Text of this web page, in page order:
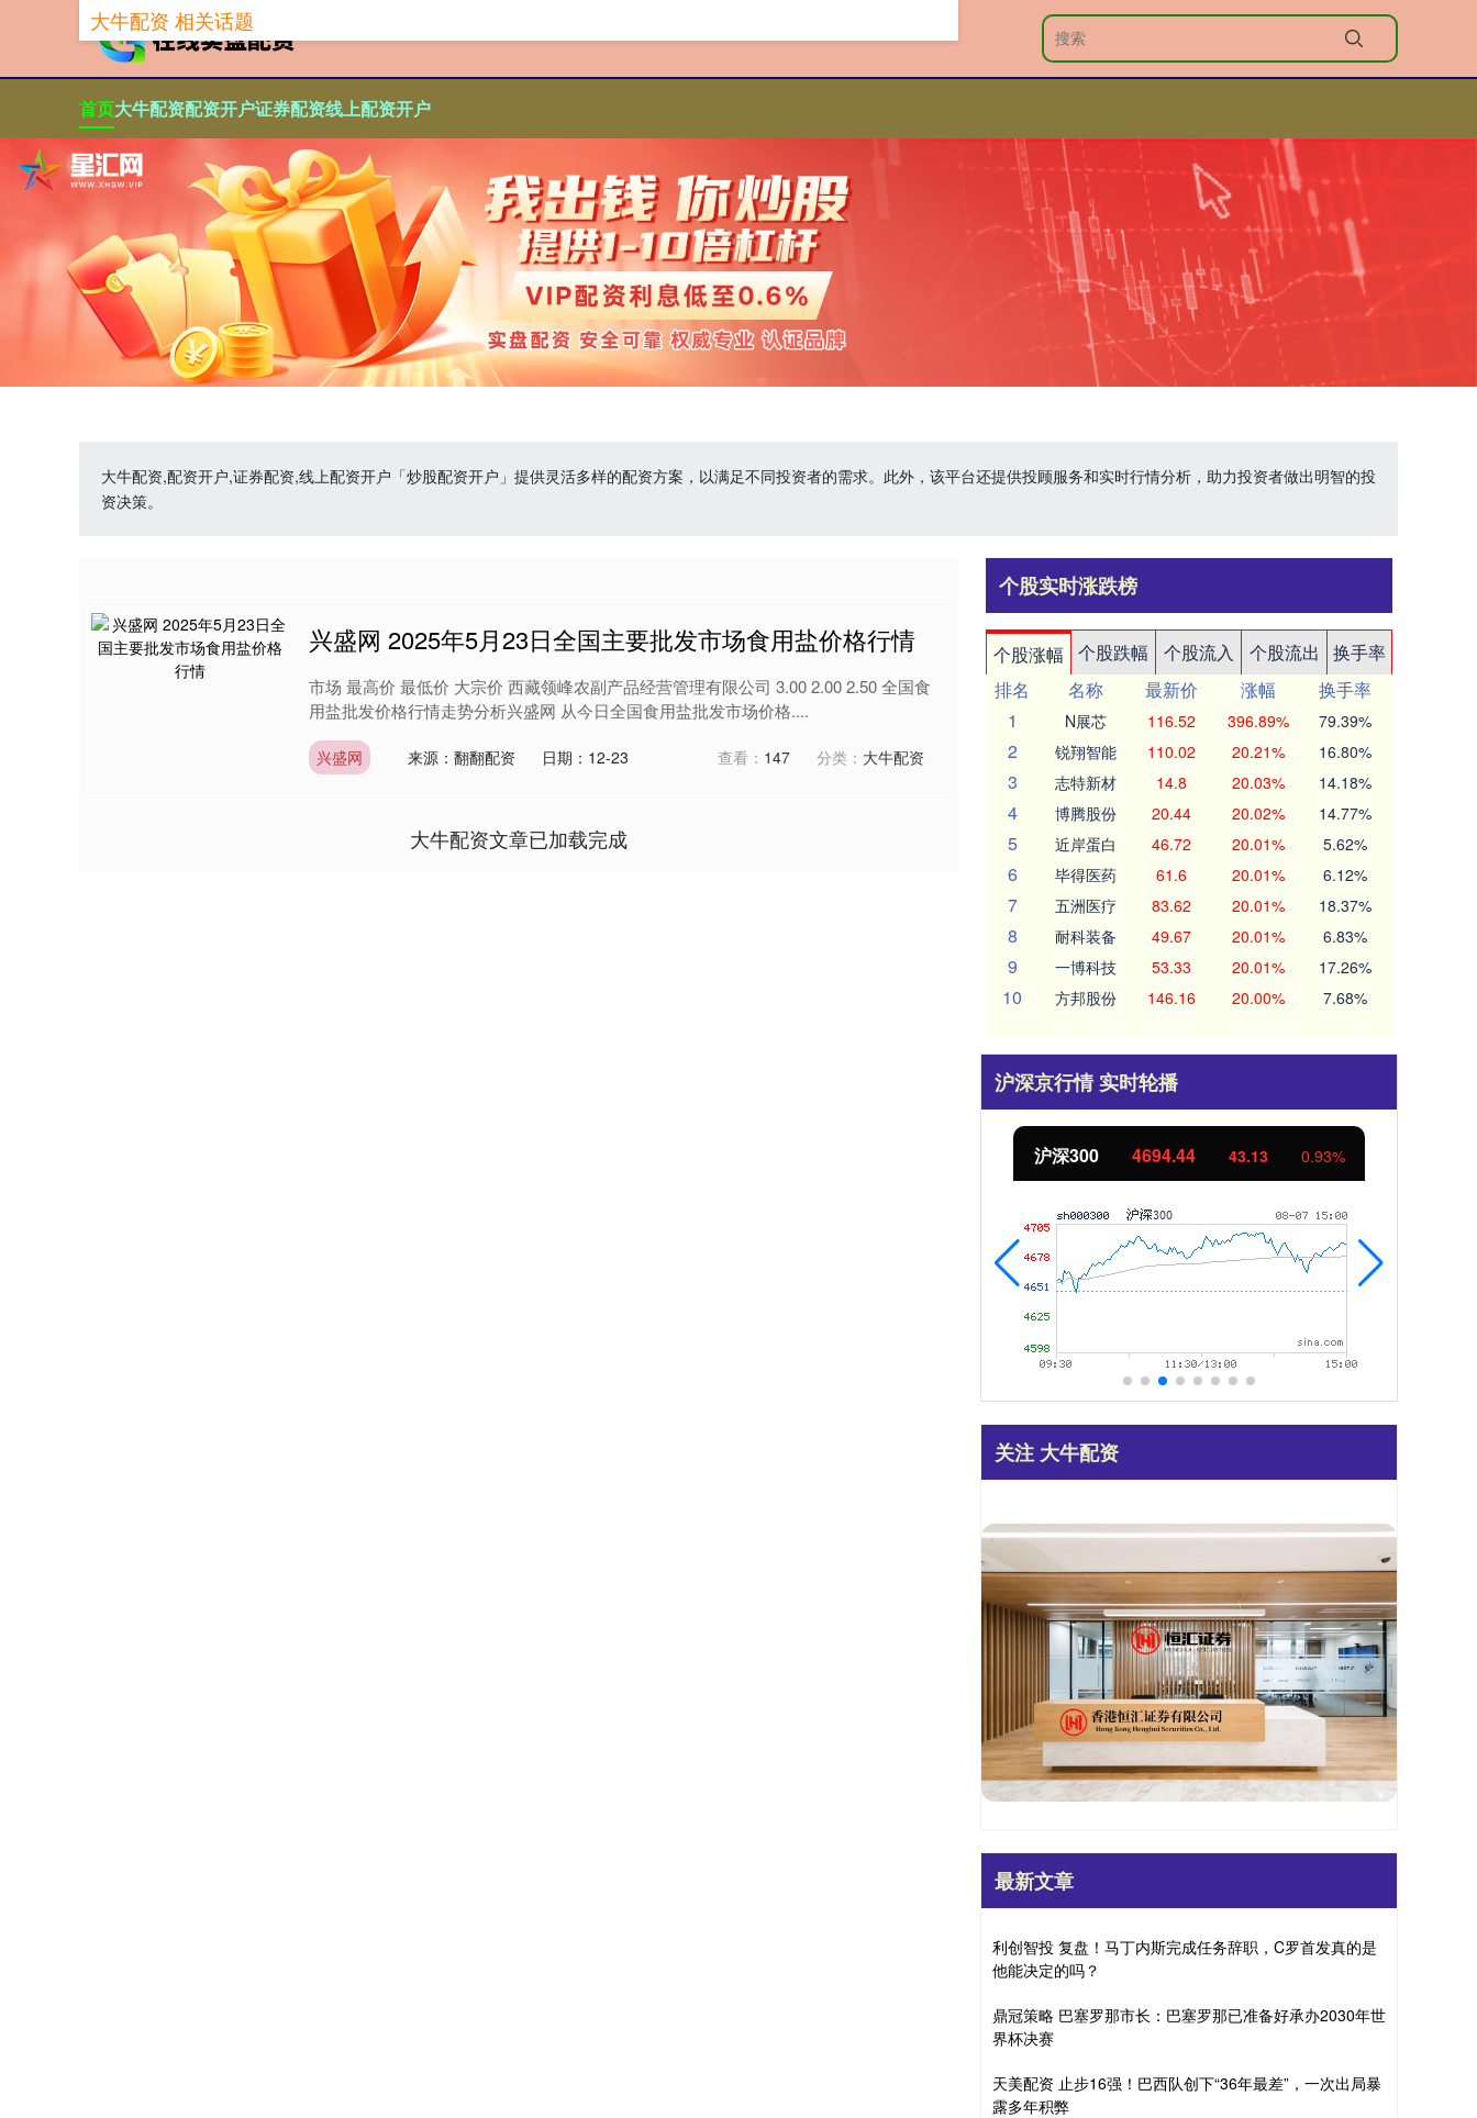
首页大牛配资配资开户证券配资线上配资开户
大牛配资,配资开户,证券配资,线上配资开户「炒股配资开户」提供灵活多样的配资方案，以满足不同投资者的需求。此外，该平台还提供投顾服务和实时行情分析，助力投资者做出明智的投
资决策。
大牛配资 相关话题
兴盛网 2025年5月23日全国主要批发市场食用盐价格行情
市场 最高价 最低价 大宗价 西藏领峰农副产品经营管理有限公司 3.00 2.00 2.50 全国食
用盐批发价格行情走势分析兴盛网 从今日全国食用盐批发市场价格....
兴盛网 来源：翻翻配资 日期：12-23 查看： 147 分类： 大牛配资
大牛配资文章已加载完成
个股实时涨跌榜
个股涨幅 个股跌幅 个股流入 个股流出
换手率
排名
名称 最新价 涨幅
换手率
1
N展芯 116.52 396.89% 79.39%
2 锐翔智能 110.02 20.21% 16.80%
3 志特新材 14.8 20.03% 14.18%
4 博腾股份 20.44 20.02% 14.77%
5 近岸蛋白 46.72 20.01% 5.62%
6 毕得医药 61.6 20.01% 6.12%
7 五洲医疗 83.62 20.01% 18.37%
8 耐科装备 49.67 20.01% 6.83%
9 一博科技 53.33 20.01% 17.26%
10 方邦股份 146.16 20.00% 7.68%
沪深京行情 实时轮播
北证50 1134.24 11.37 1.01%
关注 大牛配资
最新文章
利创智投 复盘！马丁内斯完成任务辞职，C罗首发真的是
他能决定的吗？
鼎冠策略 巴塞罗那市长：巴塞罗那已准备好承办2030年世
界杯决赛
天美配资 止步16强！巴西队创下“36年最差”，一次出局暴
露多年积弊